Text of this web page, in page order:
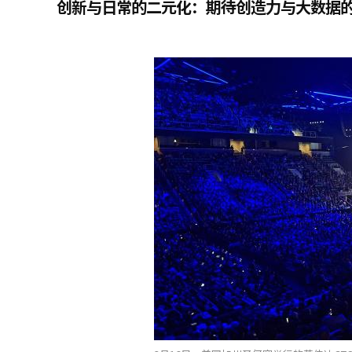
创新与日常的二元化：期待创造力与大数据